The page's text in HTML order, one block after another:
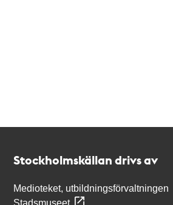
Stockholmskällan drivs av
Medioteket, utbildningsförvaltningen
Stadsmuseet